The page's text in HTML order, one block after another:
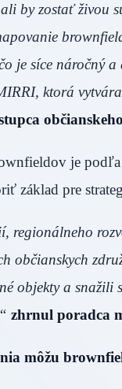
by zostať živou
je síce náročný
ktorá
je
základ pre
regionálneho
občianskych
objekty a
zhrnul poradca
môžu